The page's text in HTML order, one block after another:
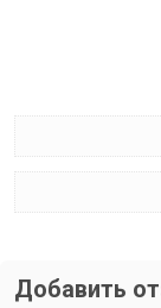
Добавить